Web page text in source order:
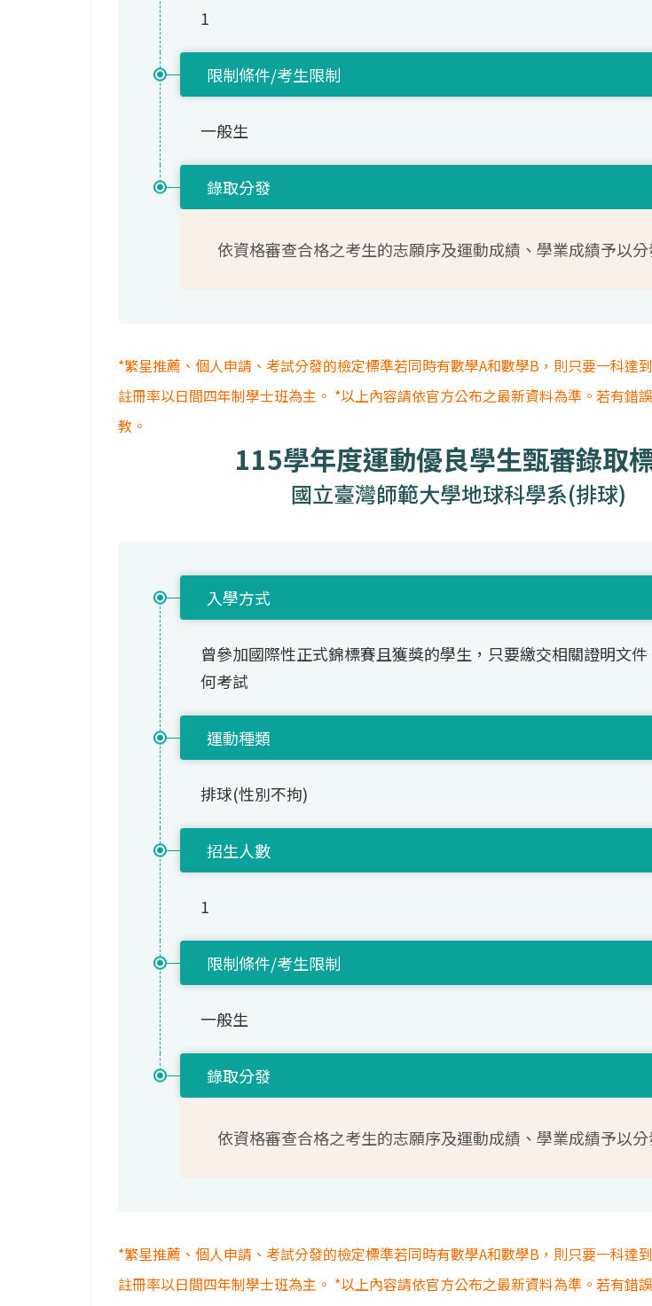
1
限制條件/考生限制
一般生
錄取分發
依資格審查合格之考生的志願序及運動成績、學業成績予以
*繁星推薦、個人申請、考試分發的檢定標準若同時有數學A和數學B，則只要一科達
註冊率以日間四年制學士班為主。 *以上內容請依官方公布之最新資料為準。若有錯
教。
115學年度運動優良學生甄審錄取
國立臺灣師範大學地球科學系(排球)
入學方式
曾參加國際性正式錦標賽且獲獎的學生，只要繳交相關證明文
何考試
運動種類
排球(性別不拘)
招生人數
1
限制條件/考生限制
一般生
錄取分發
依資格審查合格之考生的志願序及運動成績、學業成績予以
*繁星推薦、個人申請、考試分發的檢定標準若同時有數學A和數學B，則只要一科達
註冊率以日間四年制學士班為主。 *以上內容請依官方公布之最新資料為準。若有錯